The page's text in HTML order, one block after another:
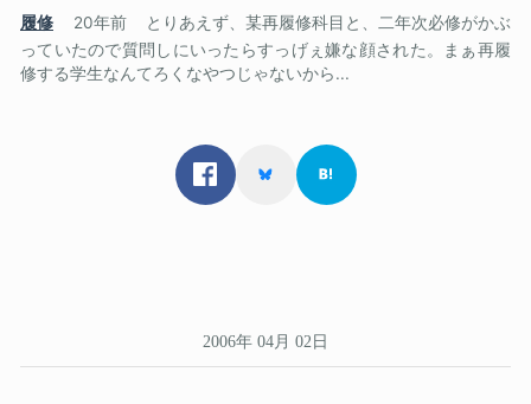
履修
20年前
とりあえず、某再履修科目と、二年次必修がかぶ
っていたので質問しにいったらすっげぇ嫌な顔された。まぁ再履
修する学生なんてろくなやつじゃないから...
2006年 04月 02日